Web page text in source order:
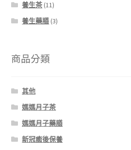
養生茶 (11)
養生藥膳 (3)
商品分類
其他
媽媽月子茶
媽媽月子藥膳
新冠癒後保養